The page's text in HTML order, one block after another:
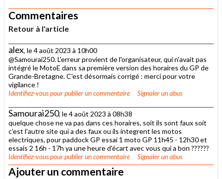
Commentaires
Retour à l'article
alex, le 4 août 2023 à 10h00
@Samourai250. L'erreur provient de l'organisateur, qui n'avait pas
intégré le MotoE dans sa première version des horaires du GP de
Grande-Bretagne. C'est désormais corrigé : merci pour votre
vigilance !
Identifiez-vouspour publier un commentaire Signaler un abus
Samourai250, le 4 août 2023 à 08h38
quelque chose ne va pas dans ces horaires, soit ils sont faux soit
c'est l'autre site qui a des faux ou ils integrent les motos
electriques, pour paddock GP essai 1 moto GP 11h45 - 12h30 et
essais 2 16h - 17h ya une heure d'écart avec vous qui a bon ??????
Identifiez-vouspour publier un commentaire Signaler un abus
Ajouter un commentaire